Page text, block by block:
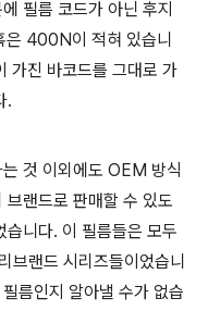
필름 코드가 아닌 후지
400N이 적혀 있습니
가진 바코드를 그대로 가
.
것 이외에도 OEM 방식
랜드로 판매할 수 있도
니다. 이 필름들은 모두
랜드 시리즈들이었습니
름인지 알아낼 수가 없습